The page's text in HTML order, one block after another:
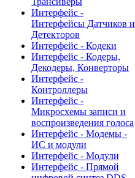
Интерфейс -
Интерфейсы Датчиков и
Детекторов
Интерфейс - Кодеки
Интерфейс - Кодеры,
Декодеры, Конверторы
Интерфейс -
Контроллеры
Интерфейс -
Микросхемы записи и
воспроизведения голоса
Интерфейс - Модемы -
ИС и модули
Интерфейс - Модули
Интерфейс - Прямой